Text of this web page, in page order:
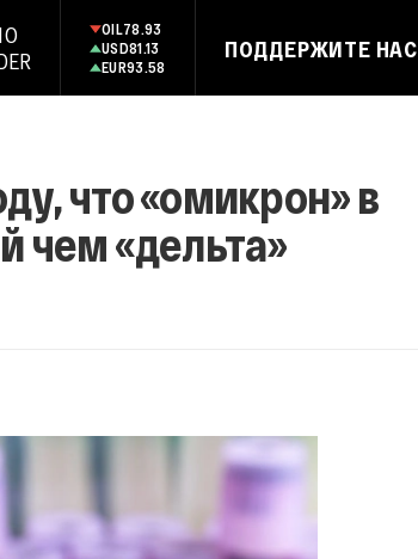
OIL78.93
USD81.13
EUR93.58
ПОДДЕРЖИТЕ НАС
что «омикрон» в
чем «дельта»